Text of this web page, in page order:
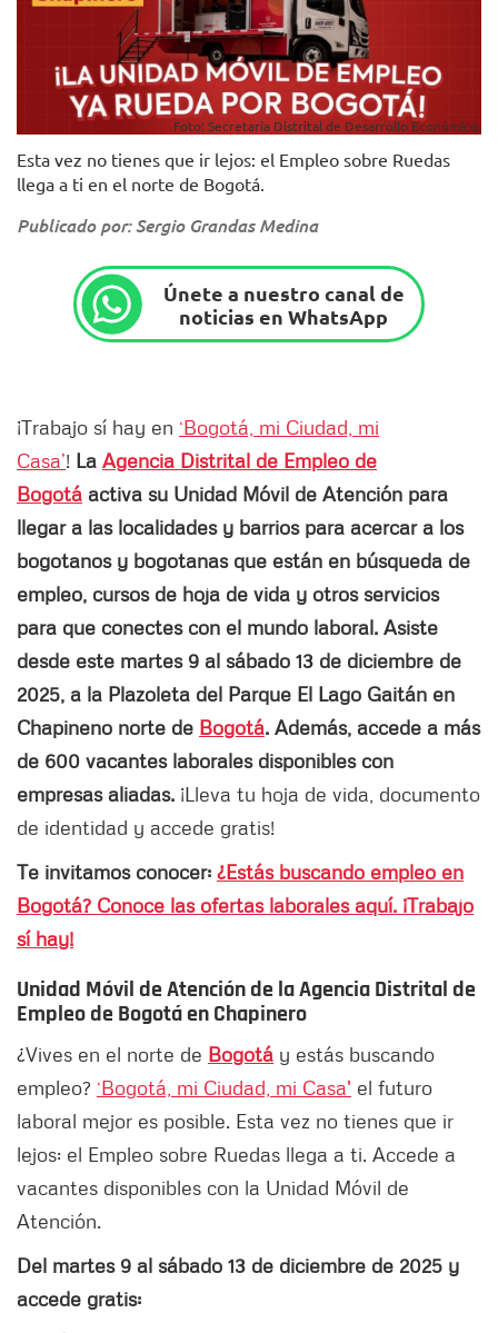
Foto: Secretaría Distrital de Desarrollo Económico.
Esta vez no tienes que ir lejos: el Empleo sobre Ruedas
llega a ti en el norte de Bogotá.
Publicado por: Sergio Grandas Medina
Únete a nuestro canal de
noticias en WhatsApp
¡Trabajo sí hay en ‘Bogotá, mi Ciudad, mi
Casa’! La Agencia Distrital de Empleo de
Bogotá activa su Unidad Móvil de Atención para
llegar a las localidades y barrios para acercar a los
bogotanos y bogotanas que están en búsqueda de
empleo, cursos de hoja de vida y otros servicios
para que conectes con el mundo laboral. Asiste
desde este martes 9 al sábado 13 de diciembre de
2025, a la Plazoleta del Parque El Lago Gaitán en
Chapineno norte de Bogotá. Además, accede a más
de 600 vacantes laborales disponibles con
empresas aliadas. ¡Lleva tu hoja de vida, documento
de identidad y accede gratis!
Te invitamos conocer: ¿Estás buscando empleo en
Bogotá? Conoce las ofertas laborales aquí. ¡Trabajo
sí hay!
Unidad Móvil de Atención de la Agencia Distrital de
Empleo de Bogotá en Chapinero
¿Vives en el norte de Bogotá y estás buscando
empleo? ‘Bogotá, mi Ciudad, mi Casa' el futuro
laboral mejor es posible. Esta vez no tienes que ir
lejos: el Empleo sobre Ruedas llega a ti. Accede a
vacantes disponibles con la Unidad Móvil de
Atención.
Del martes 9 al sábado 13 de diciembre de 2025 y
accede gratis: